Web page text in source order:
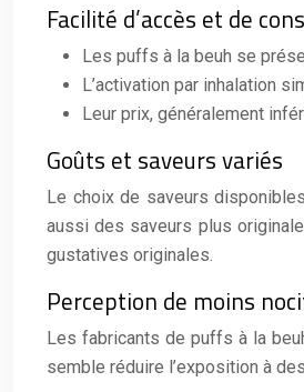
Facilité d’accès et de
Les puffs à la beuh se
L’activation par inhalation
Leur prix, généralement
Goûts et saveurs variés
Le choix de saveurs
aussi des saveurs plus
gustatives originales.
Perception de moins
Les fabricants de puffs à la
semble réduire l’exposition à